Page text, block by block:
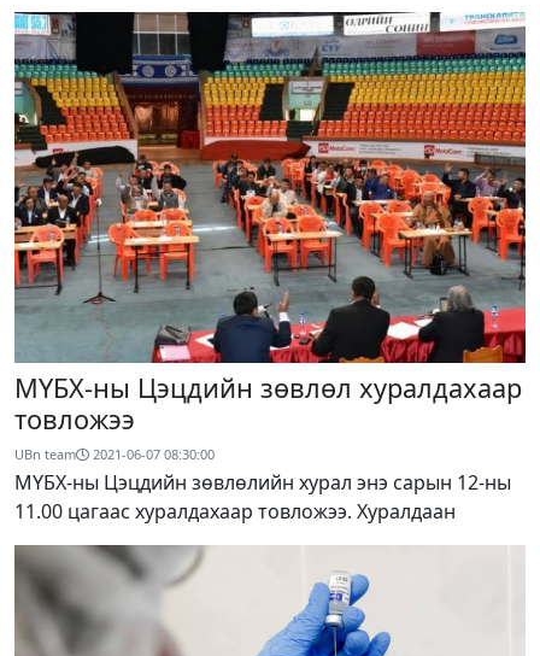
МҮБХ-ны Цэцдийн зөвлөл хуралдахаар
товложээ
UBn team 2021-06-07 08:30:00
МҮБХ-ны Цэцдийн зөвлөлийн хурал энэ сарын 12-ны
11.00 цагаас хуралдахаар товложээ. Хуралдаан